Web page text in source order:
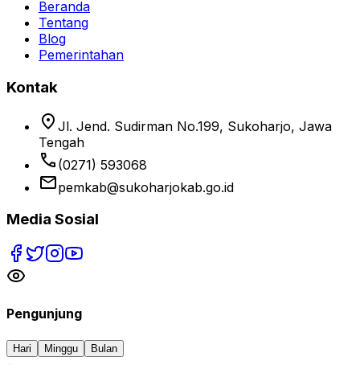
Beranda
Tentang
Blog
Pemerintahan
Kontak
location_on Jl. Jend. Sudirman No.199, Sukoharjo, Jawa
Tengah
phone (0271) 593068
emailpemkab@sukoharjokab.go.id
Media Sosial
Pengunjung
Hari Minggu Bulan